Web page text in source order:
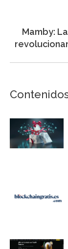
Mamby: